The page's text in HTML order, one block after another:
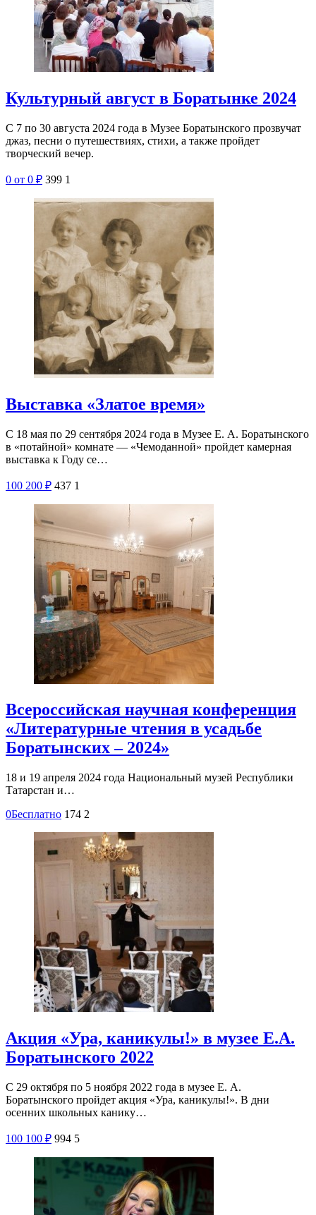
Культурный август в Боратынке 2024
С 7 по 30 августа 2024 года в Музее Боратынского прозвучат
джаз, песни о путешествиях, стихи, а также пройдет
творческий вечер.
0 от 0 ₽ 399 1
Выставка «Златое время»
С 18 мая по 29 сентября 2024 года в Музее Е. А. Боратынского
в «потайной» комнате — «Чемоданной» пройдет камерная
выставка к Году се…
100 200 ₽ 437 1
Всероссийская научная конференция
«Литературные чтения в усадьбе
Боратынских – 2024»
18 и 19 апреля 2024 года Национальный музей Республики
Татарстан и…
0Бесплатно 174 2
Акция «Ура, каникулы!» в музее Е.А.
Боратынского 2022
С 29 октября по 5 ноября 2022 года в музее Е. А.
Боратынского пройдет акция «Ура, каникулы!». В дни
осенних школьных канику…
100 100 ₽ 994 5